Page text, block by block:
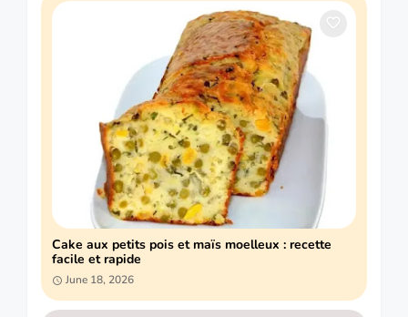
Cake aux petits pois et maïs moelleux : recette
facile et rapide
June 18, 2026